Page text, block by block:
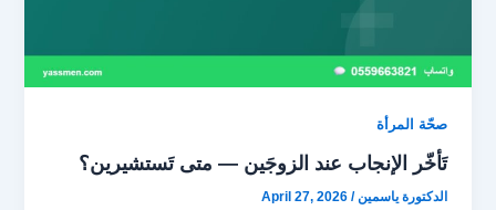
صحّة المرأة
تَأخّر الإنجاب عند الزوجَين — متى تَستشيرين؟
الدكتورة ياسمين/
April 27, 2026